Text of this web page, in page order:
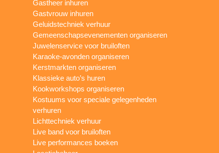
Gastheer inhuren
Gastvrouw inhuren
Geluidstechniek verhuur
Gemeenschapsevenementen organiseren
Juwelenservice voor bruiloften
Karaoke-avonden organiseren
Kerstmarkten organiseren
Klassieke auto’s huren
Kookworkshops organiseren
Kostuums voor speciale gelegenheden
verhuren
Lichttechniek verhuur
Live band voor bruiloften
Live performances boeken